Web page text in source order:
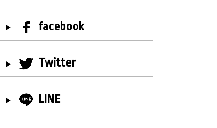
facebook
Twitter
LINE